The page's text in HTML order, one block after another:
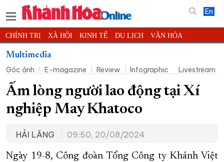
En
CHÍNH TRỊ XÃ HỘI KINH TẾ DU LỊCH VĂN HÓA
THỂ THAO ĐỜI SỐNG
KHOA HỌC - CÔNG NGHỆ PHÁP LUẬT BẠN ĐỌC PHÓNG SỰ
THẾ GIỚI MULTIMEDIA VIDEO ĐỌC BÁO ONLINE
PODCAST THÔNG TIN - QUẢNG CÁO
TRƯỜNG SA BIỂN ĐẢO QUÊ HƯƠNG
CHUNG TAY CẢI CÁCH HÀNH CHÍNH
Multimedia
Góc ảnh
E-magazine Review Infographic Livestream
Ấm lòng người lao động tại Xí
nghiệp May Khatoco
HẢI LĂNG 09:50, 20/08/2024
Ngày 19-8, Công đoàn Tổng Công ty Khánh Việt